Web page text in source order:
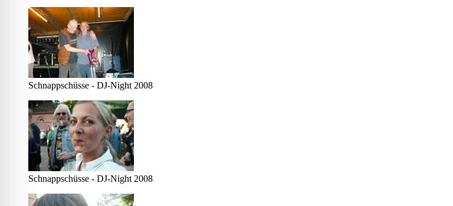
Schnappschüsse - DJ-Night 2008
Schnappschüsse - DJ-Night 2008